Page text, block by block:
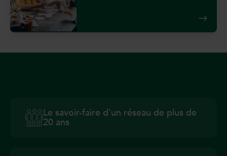
Le savoir-faire d’un réseau de plus de
20 ans